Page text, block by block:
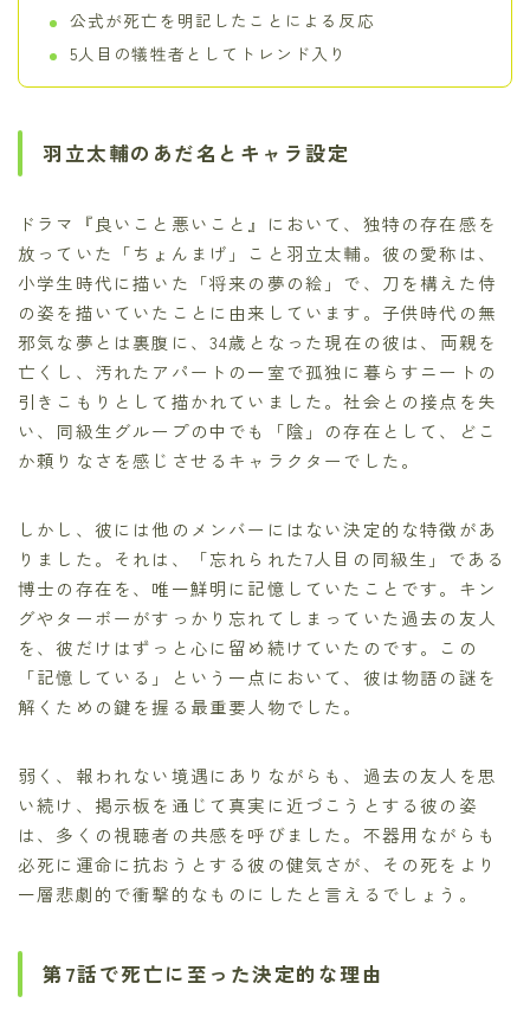
公式が死亡を明記したことによる反応
5人目の犠牲者としてトレンド入り
羽立太輔のあだ名とキャラ設定
ドラマ『良いこと悪いこと』において、独特の存在感を
放っていた「ちょんまげ」こと羽立太輔。彼の愛称は、
小学生時代に描いた「将来の夢の絵」で、刀を構えた侍
の姿を描いていたことに由来しています。子供時代の無
邪気な夢とは裏腹に、34歳となった現在の彼は、両親を
亡くし、汚れたアパートの一室で孤独に暮らすニートの
引きこもりとして描かれていました。社会との接点を失
い、同級生グループの中でも「陰」の存在として、どこ
か頼りなさを感じさせるキャラクターでした。
しかし、彼には他のメンバーにはない決定的な特徴があ
りました。それは、「忘れられた7人目の同級生」である
博士の存在を、唯一鮮明に記憶していたことです。キン
グやターボーがすっかり忘れてしまっていた過去の友人
を、彼だけはずっと心に留め続けていたのです。この
「記憶している」という一点において、彼は物語の謎を
解くための鍵を握る最重要人物でした。
弱く、報われない境遇にありながらも、過去の友人を思
い続け、掲示板を通じて真実に近づこうとする彼の姿
は、多くの視聴者の共感を呼びました。不器用ながらも
必死に運命に抗おうとする彼の健気さが、その死をより
一層悲劇的で衝撃的なものにしたと言えるでしょう。
第7話で死亡に至った決定的な理由